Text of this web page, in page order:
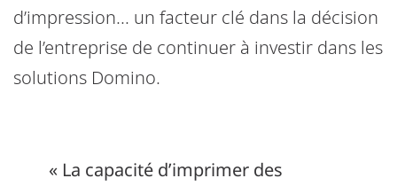
d’impression... un facteur clé dans la décision
de l’entreprise de continuer à investir dans les
solutions Domino.
« La capacité d’imprimer des